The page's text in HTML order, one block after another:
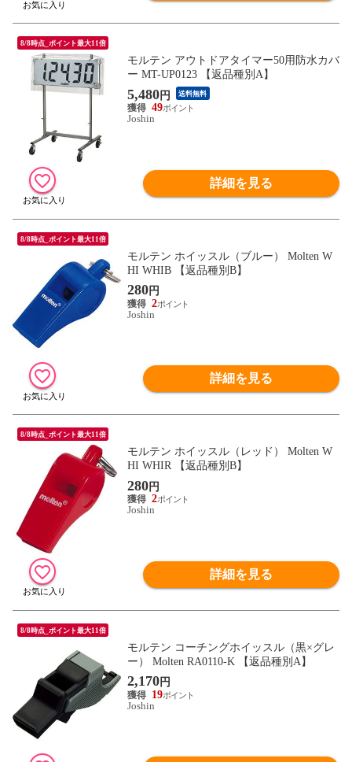
8/8時点_ポイント最大11倍
モルテン アウトドアタイマー50用防水カバ
ー MT-UP0123 【返品種別A】
5,480円 送料無料
49
Joshin
詳細を見る
8/8時点_ポイント最大11倍
モルテン ホイッスル（ブルー） Molten W
HI WHIB 【返品種別B】
280円
2
Joshin
詳細を見る
8/8時点_ポイント最大11倍
モルテン ホイッスル（レッド） Molten W
HI WHIR 【返品種別B】
280円
2
Joshin
詳細を見る
8/8時点_ポイント最大11倍
モルテン コーチングホイッスル（黒×グレ
ー） Molten RA0110-K 【返品種別A】
2,170円
19
Joshin